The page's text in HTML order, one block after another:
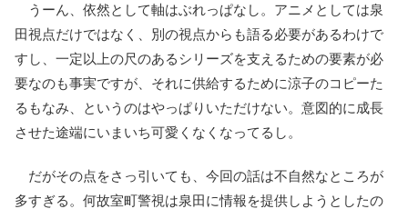
うーん、依然として軸はぶれっぱなし。アニメとしては泉
田視点だけではなく、別の視点からも語る必要があるわけで
すし、一定以上の尺のあるシリーズを支えるための要素が必
要なのも事実ですが、それに供給するために涼子のコピーた
るもなみ、というのはやっぱりいただけない。意図的に成長
させた途端にいまいち可愛くなくなってるし。
だがその点をさっ引いても、今回の話は不自然なところが
多すぎる。何故室町警視は泉田に情報を提供しようとしたの